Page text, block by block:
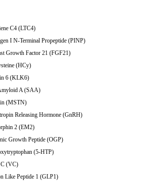
C4 (LTC4)
I N-Terminal Propeptide (PINP)
Growth Factor 21 (FGF21)
(HCy)
6 (KLK6)
A (SAA)
(MSTN)
Releasing Hormone (GnRH)
2 (EM2)
Growth Peptide (OGP)
(5-HTP)
(VC)
Like Peptide 1 (GLP1)